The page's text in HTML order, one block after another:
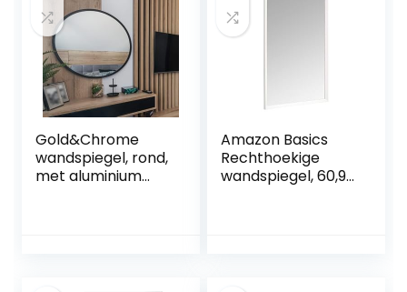
verblindingsvrije
verlichting voor
thuis en onderweg
Gold&Chrome
wandspiegel, rond,
met aluminium
Amazon Basics
Rechthoekige
wandspiegel, 60,9 x